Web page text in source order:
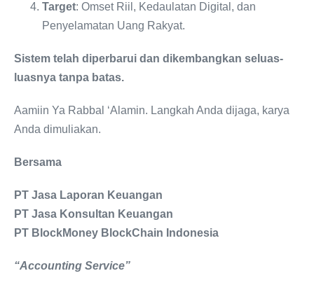
Target: Omset Riil, Kedaulatan Digital, dan
Penyelamatan Uang Rakyat.
Sistem telah diperbarui dan dikembangkan seluas-
luasnya tanpa batas.
Aamiin Ya Rabbal ‘Alamin. Langkah Anda dijaga, karya
Anda dimuliakan.
Bersama
PT Jasa Laporan Keuangan
PT Jasa Konsultan Keuangan
PT BlockMoney BlockChain Indonesia
“Accounting Service”